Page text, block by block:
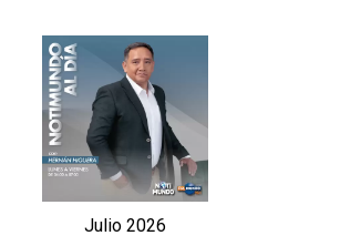
Julio 2026